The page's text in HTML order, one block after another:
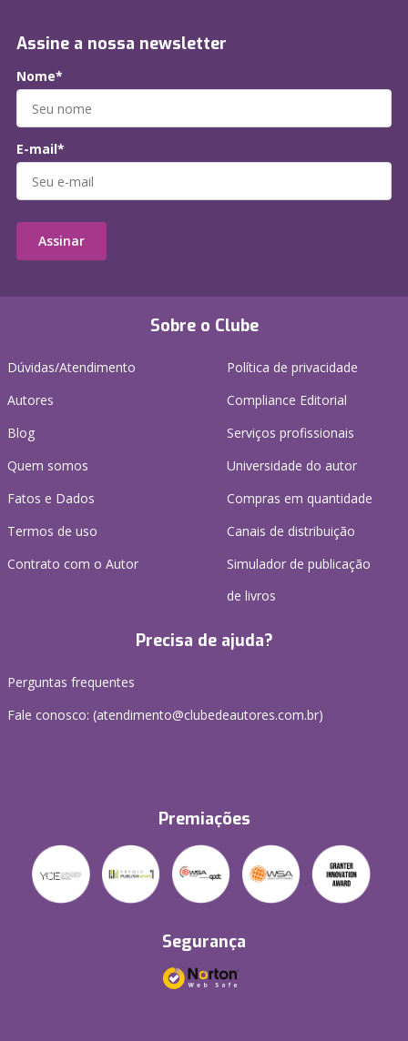
Sobre o Clube
Dúvidas/Atendimento
Autores
Blog
Quem somos
Fatos e Dados
Termos de uso
Contrato com o Autor
Política de privacidade
Compliance Editorial
Serviços profissionais
Universidade do autor
Compras em quantidade
Canais de distribuição
Simulador de publicação
de livros
Precisa de ajuda?
Perguntas frequentes
Fale conosco: (atendimento@clubedeautores.com.br)
Premiações
Segurança
Assine a nossa newsletter
Nome*
E-mail*
Assinar